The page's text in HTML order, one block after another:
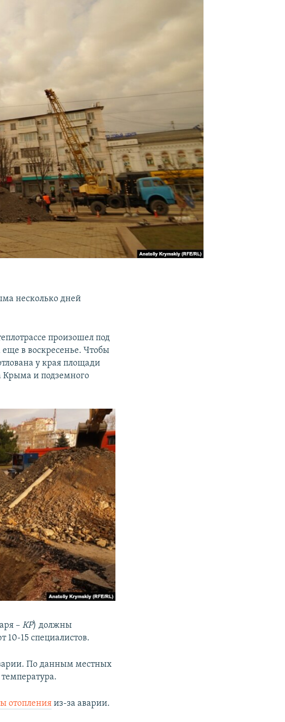
несколько дней
произошел под
в воскресенье. Чтобы
у края площади
Крыма и подземного
–КР) должны
10-15 специалистов.
По данным местных
отопления из-за аварии.